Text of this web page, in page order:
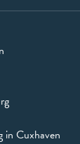
in Cuxhaven